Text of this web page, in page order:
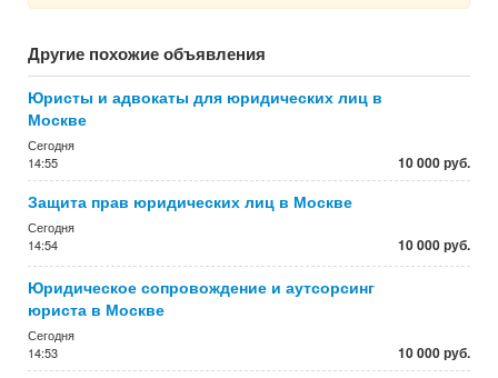
Другие похожие объявления
Юристы и адвокаты для юридических лиц в
Москве
Сегодня
14:55
10 000 руб.
Защита прав юридических лиц в Москве
Сегодня
14:54
10 000 руб.
Юридическое сопровождение и аутсорсинг
юриста в Москве
Сегодня
14:53
10 000 руб.